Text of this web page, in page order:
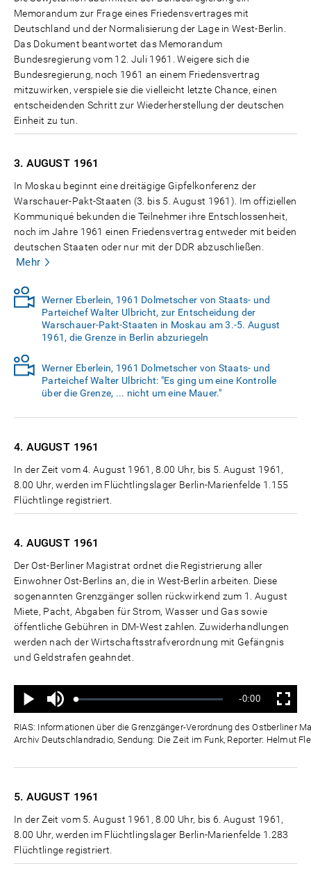
Memorandum zur Frage eines Friedensvertrages mit
Deutschland und der Normalisierung der Lage in West-Berlin.
Das Dokument beantwortet das Memorandum
Bundesregierung vom 12. Juli 1961. Weigere sich die
Bundesregierung, noch 1961 an einem Friedensvertrag
mitzuwirken, verspiele sie die vielleicht letzte Chance, einen
entscheidenden Schritt zur Wiederherstellung der deutschen
Einheit zu tun.
3. AUGUST 1961
In Moskau beginnt eine dreitägige Gipfelkonferenz der
Warschauer-Pakt-Staaten (3. bis 5. August 1961). Im offiziellen
Kommuniqué bekunden die Teilnehmer ihre Entschlossenheit,
noch im Jahre 1961 einen Friedensvertrag entweder mit beiden
deutschen Staaten oder nur mit der DDR abzuschließen.
Mehr
Werner Eberlein, 1961 Dolmetscher von Staats- und
Parteichef Walter Ulbricht, zur Entscheidung der
Warschauer-Pakt-Staaten in Moskau am 3.-5. August
1961, die Grenze in Berlin abzuriegeln
Werner Eberlein, 1961 Dolmetscher von Staats- und
Parteichef Walter Ulbricht: "Es ging um eine Kontrolle
über die Grenze, ... nicht um eine Mauer."
4. AUGUST 1961
In der Zeit vom 4. August 1961, 8.00 Uhr, bis 5. August 1961,
8.00 Uhr, werden im Flüchtlingslager Berlin-Marienfelde 1.155
Flüchtlinge registriert.
4. AUGUST 1961
Der Ost-Berliner Magistrat ordnet die Registrierung aller
Einwohner Ost-Berlins an, die in West-Berlin arbeiten. Diese
sogenannten Grenzgänger sollen rückwirkend zum 1. August
Miete, Pacht, Abgaben für Strom, Wasser und Gas sowie
öffentliche Gebühren in DM-West zahlen. Zuwiderhandlungen
werden nach der Wirtschaftsstrafverordnung mit Gefängnis
und Geldstrafen geahndet.
Wiedergabe
Ton
aus
Geladen:
Status:
Verbleibende
Zeit
-0:00 Vollbild
RIAS: Informationen über die Grenzgänger-Verordnung des Ostberliner
Archiv Deutschlandradio, Sendung: Die Zeit im Funk, Reporter: Helmut
5. AUGUST 1961
In der Zeit vom 5. August 1961, 8.00 Uhr, bis 6. August 1961,
8.00 Uhr, werden im Flüchtlingslager Berlin-Marienfelde 1.283
Flüchtlinge registriert.